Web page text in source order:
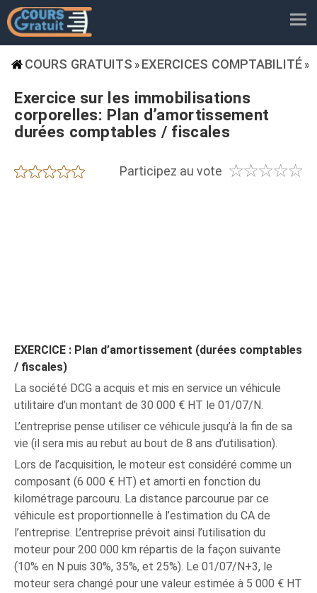
COURS GRATUITS » EXERCICES COMPTABILITÉ »
Exercice sur les immobilisations
corporelles: Plan d’amortissement
durées comptables / fiscales
Participez au vote ☆☆☆☆☆
★★★★★
EXERCICE : Plan d’amortissement (durées comptables
/ fiscales)
La société DCG a acquis et mis en service un véhicule
utilitaire d’un montant de 30 000 € HT le 01/07/N.
L’entreprise pense utiliser ce véhicule jusqu’à la fin de sa
vie (il sera mis au rebut au bout de 8 ans d’utilisation).
Lors de l’acquisition, le moteur est considéré comme un
composant (6 000 € HT) et amorti en fonction du
kilométrage parcouru. La distance parcourue par ce
véhicule est proportionnelle à l’estimation du CA de
l’entreprise. L’entreprise prévoit ainsi l’utilisation du
moteur pour 200 000 km répartis de la façon suivante
(10% en N puis 30%, 35%, et 25%). Le 01/07/N+3, le
moteur sera changé pour une valeur estimée à 5 000 € HT